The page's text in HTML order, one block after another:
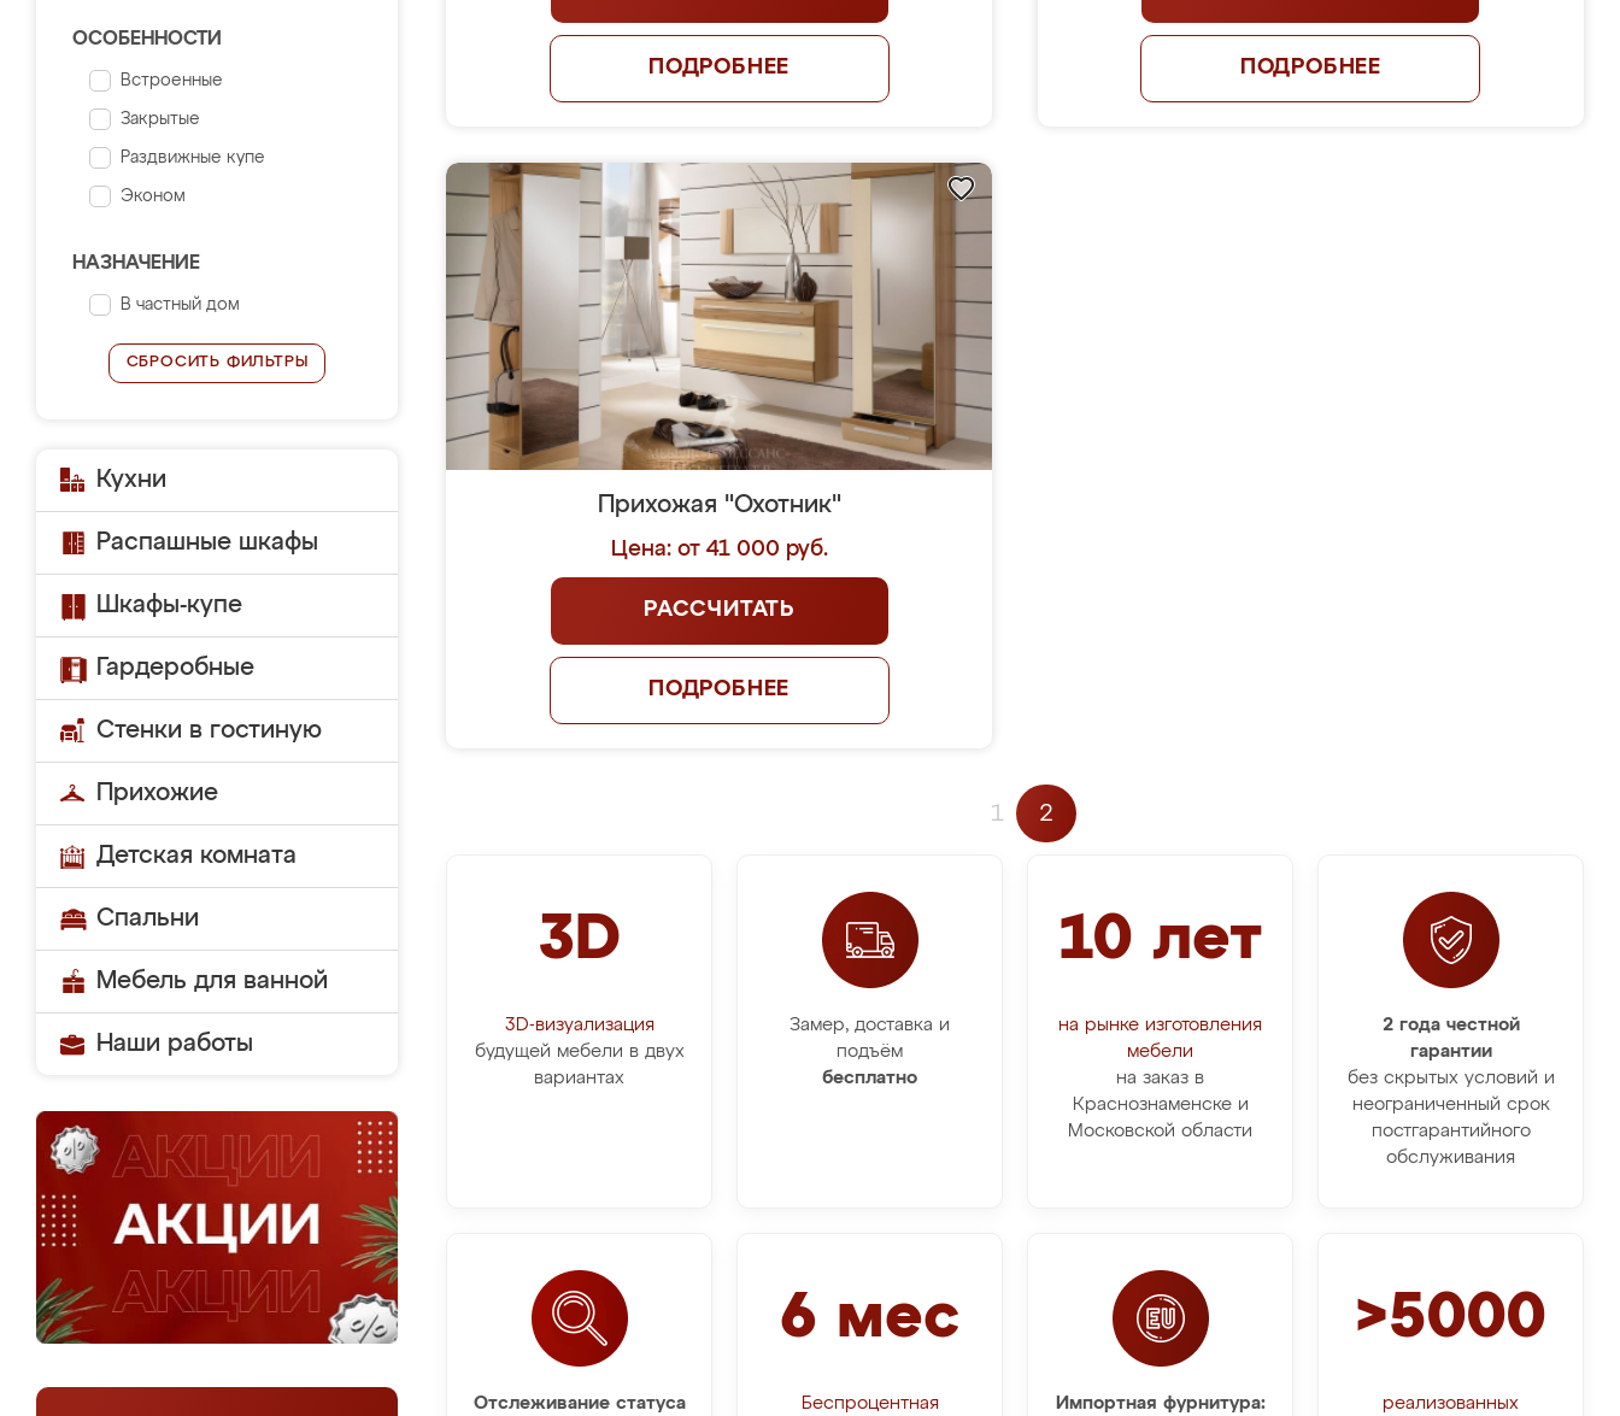
ОСОБЕННОСТИ
Встроенные
Закрытые
Раздвижные купе
Эконом
НАЗНАЧЕНИЕ
В частный дом
СБРОСИТЬ ФИЛЬТРЫ
Кухни
Распашные шкафы
Шкафы-купе
Гардеробные
Стенки в гостиную
Прихожие
Детская комната
Спальни
Мебель для ванной
Наши работы
ПОДРОБНЕЕ ПОДРОБНЕЕ
Прихожая "Охотник"
Цена: от 41 000 руб.
РАССЧИТАТЬ
ПОДРОБНЕЕ
1 2
3D
3D-визуализация
будущей мебели в двух
вариантах
Замер, доставка и
подъём
бесплатно
10 лет
на рынке изготовления
мебели
на заказ в
Краснознаменске и
Московской области
2 года честной
гарантии
без скрытых условий и
неограниченный срок
постгарантийного
обслуживания
Отслеживание статуса
6 мес
Беспроцентная
Импортная фурнитура:
>5000
реализованных